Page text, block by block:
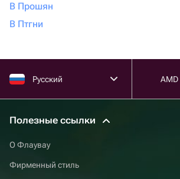
В Прошян
В Птгни
Русский AMD
Полезные ссылки
О Флаувау
Фирменный стиль